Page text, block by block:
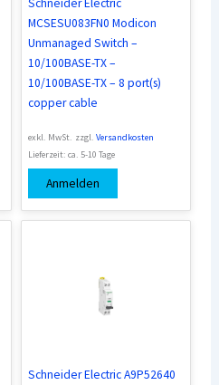
Schneider Electric
MCSESU083FN0 Modicon
Unmanaged Switch –
10/100BASE-TX –
10/100BASE-TX – 8 port(s)
copper cable
exkl. MwSt. zzgl. Versandkosten
Lieferzeit: ca. 5-10 Tage
Anmelden
Schneider Electric A9P52640